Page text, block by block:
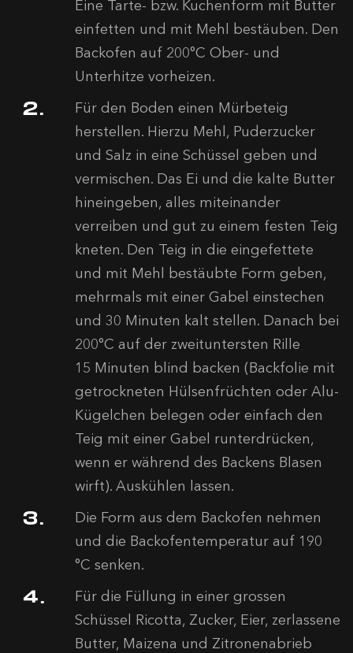
Eine Tarte- bzw. Kuchenform mit Butter
einfetten und mit Mehl bestäuben. Den
Backofen auf 200°C Ober- und
Unterhitze vorheizen.
Für den Boden einen Mürbeteig
herstellen. Hierzu Mehl, Puderzucker
und Salz in eine Schüssel geben und
vermischen. Das Ei und die kalte Butter
hineingeben, alles miteinander
verreiben und gut zu einem festen Teig
kneten. Den Teig in die eingefettete
und mit Mehl bestäubte Form geben,
mehrmals mit einer Gabel einstechen
und 30 Minuten kalt stellen. Danach bei
200°C auf der zweituntersten Rille
15 Minuten blind backen (Backfolie mit
getrockneten Hülsenfrüchten oder Alu-
Kügelchen belegen oder einfach den
Teig mit einer Gabel runterdrücken,
wenn er während des Backens Blasen
wirft). Auskühlen lassen.
Die Form aus dem Backofen nehmen
und die Backofentemperatur auf 190
°C senken.
Für die Füllung in einer grossen
Schüssel Ricotta, Zucker, Eier, zerlassene
Butter, Maizena und Zitronenabrieb